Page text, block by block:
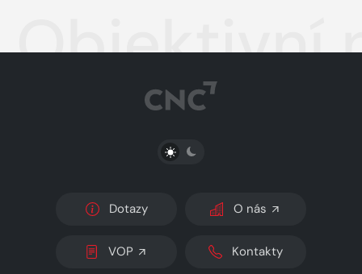
Objektivní
PŘEPNOUT SVĚTLÝ/TMAVÝ REŽIM
Dotazy O nás
VOP Kontakty